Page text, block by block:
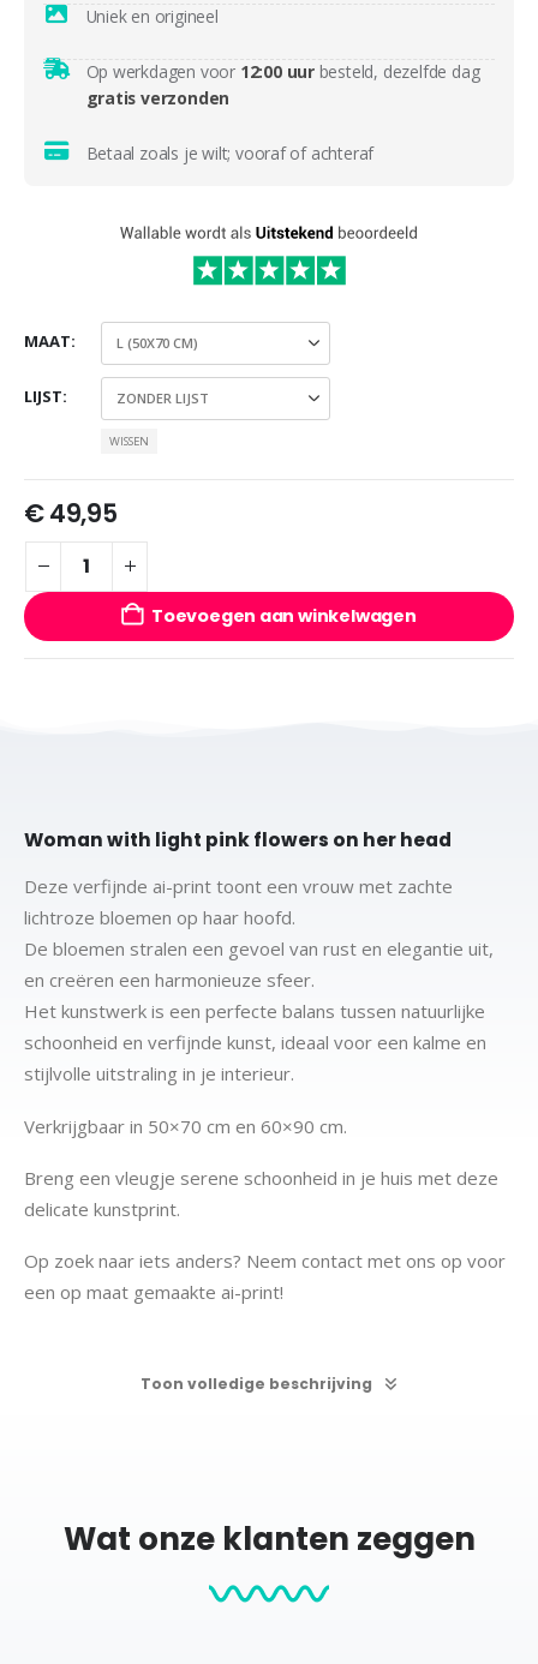
Uniek en origineel
Op werkdagen voor 12:00 uurbesteld, dezelfde dag
gratis verzonden
Betaal zoals je wilt; vooraf of achteraf
MAAT
LIJST
WISSEN
€49,95
Toevoegen aan winkelwagen
Woman with light pink flowers on her head
Deze verfijnde ai-print toont een vrouw met zachte
lichtroze bloemen op haar hoofd.
De bloemen stralen een gevoel van rust en elegantie uit,
en creëren een harmonieuze sfeer.
Het kunstwerk is een perfecte balans tussen natuurlijke
schoonheid en verfijnde kunst, ideaal voor een kalme en
stijlvolle uitstraling in je interieur.
Verkrijgbaar in 50×70 cm en 60×90 cm.
Breng een vleugje serene schoonheid in je huis met deze
delicate kunstprint.
Op zoek naar iets anders? Neem contact met ons op voor
een op maat gemaakte ai-print!
Toon volledige beschrijving
Wat onze klanten zeggen